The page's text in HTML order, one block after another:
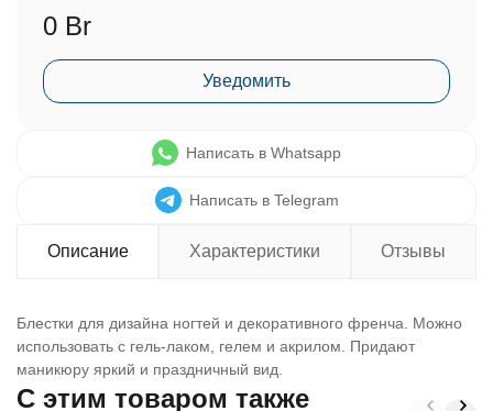
0 Br
Уведомить
Написать в Whatsapp
Написать в Telegram
Описание Характеристики Отзывы
Блестки для дизайна ногтей и декоративного френча. Можно
использовать с гель-лаком, гелем и акрилом. Придают
маникюру яркий и праздничный вид.
C этим товаром также